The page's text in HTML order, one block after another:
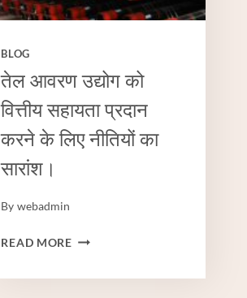
BLOG
तेल आवरण उद्योग को
वित्तीय सहायता प्रदान
करने के लिए नीतियों का
सारांश।
By webadmin
READ MOREतेल
उद्योग